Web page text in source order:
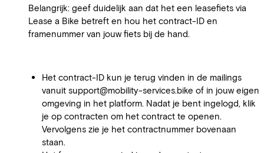
Belangrijk: geef duidelijk aan dat het een leasefiets via
Lease a Bike betreft en hou het contract-ID en
framenummer van jouw fiets bij de hand.
Het contract-ID kun je terug vinden in de mailings
vanuit support@mobility-services.bike of in jouw eigen
omgeving in het platform. Nadat je bent ingelogd, klik
je op contracten om het contract te openen.
Vervolgens zie je het contractnummer bovenaan
staan.